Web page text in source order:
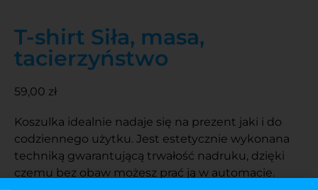
T-shirt Siła, masa,
tacierzyństwo
59,00 zł
Koszulka idealnie nadaje się na prezent jaki i do
codziennego użytku. Jest estetycznie wykonana
techniką gwarantującą trwałość nadruku, dzięki
czemu bez obaw możesz prać ją w automacie.